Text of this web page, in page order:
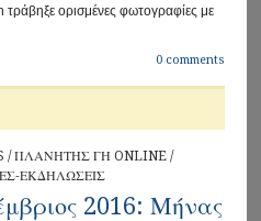
ορισμένες φωτογραφίες με
0 comments
/ΠΛΑΝΗΤΗΣ ΓΗ ONLINE/
ΕΚΔΗΛΩΣΕΙΣ
2016: Μήνας